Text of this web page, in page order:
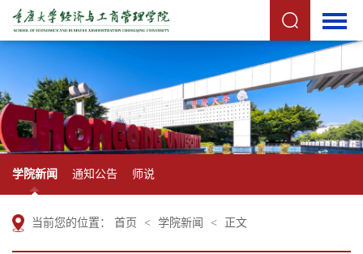
学院新闻 通知公告 师说
当前您的位置： 首页 < 学院新闻 < 正文